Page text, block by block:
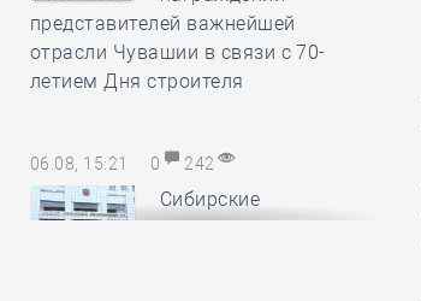
представителей важнейшей
отрасли Чувашии в связи с 70-
летием Дня строителя
06.08, 15:21 0 242
Сибирские
саморегуляторы